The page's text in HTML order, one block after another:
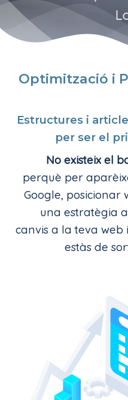
Optimització i
Estructures i
per ser el
No existeix el
perquè per
Google, posicionar
una estratègia
canvis a la teva web
estàs de